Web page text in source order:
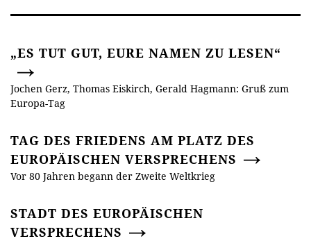
„ES TUT GUT, EURE NAMEN ZU LESEN“
Jochen Gerz, Thomas Eiskirch, Gerald Hagmann: Gruß zum
Europa-Tag
TAG DES FRIEDENS AM PLATZ DES
EUROPÄISCHEN VERSPRECHENS
Vor 80 Jahren begann der Zweite Weltkrieg
STADT DES EUROPÄISCHEN
VERSPRECHENS